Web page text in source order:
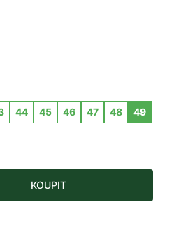
44 45 46 47 48 49
KOUPIT